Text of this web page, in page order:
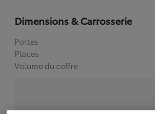
Dimensions & Carrosserie
Portes
Places
Volume du coffre